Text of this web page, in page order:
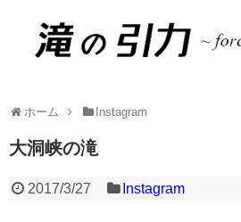
ホーム Instagram
大洞峡の滝
2017/3/27 Instagram